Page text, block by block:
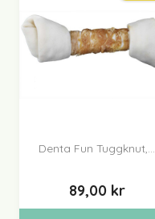
Denta Fun Tuggknut,...
89,00 kr